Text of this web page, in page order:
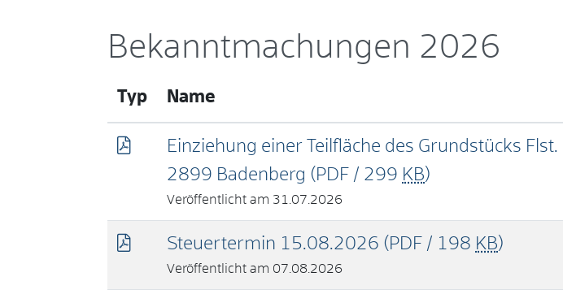
Bekanntmachungen 2026
Typ Name
Einziehung einer Teilfläche des Grundstücks Flst.
2899 Badenberg (PDF / 299 KB)
31.07.2026
Steuertermin 15.08.2026 (PDF / 198 KB)
07.08.2026